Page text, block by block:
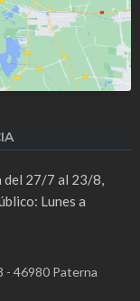
del 27/7 al 23/8,
Lunes a
- 46980 Paterna